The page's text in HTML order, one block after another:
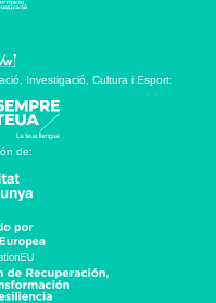
Investigació, Cultura i Esport:
de: